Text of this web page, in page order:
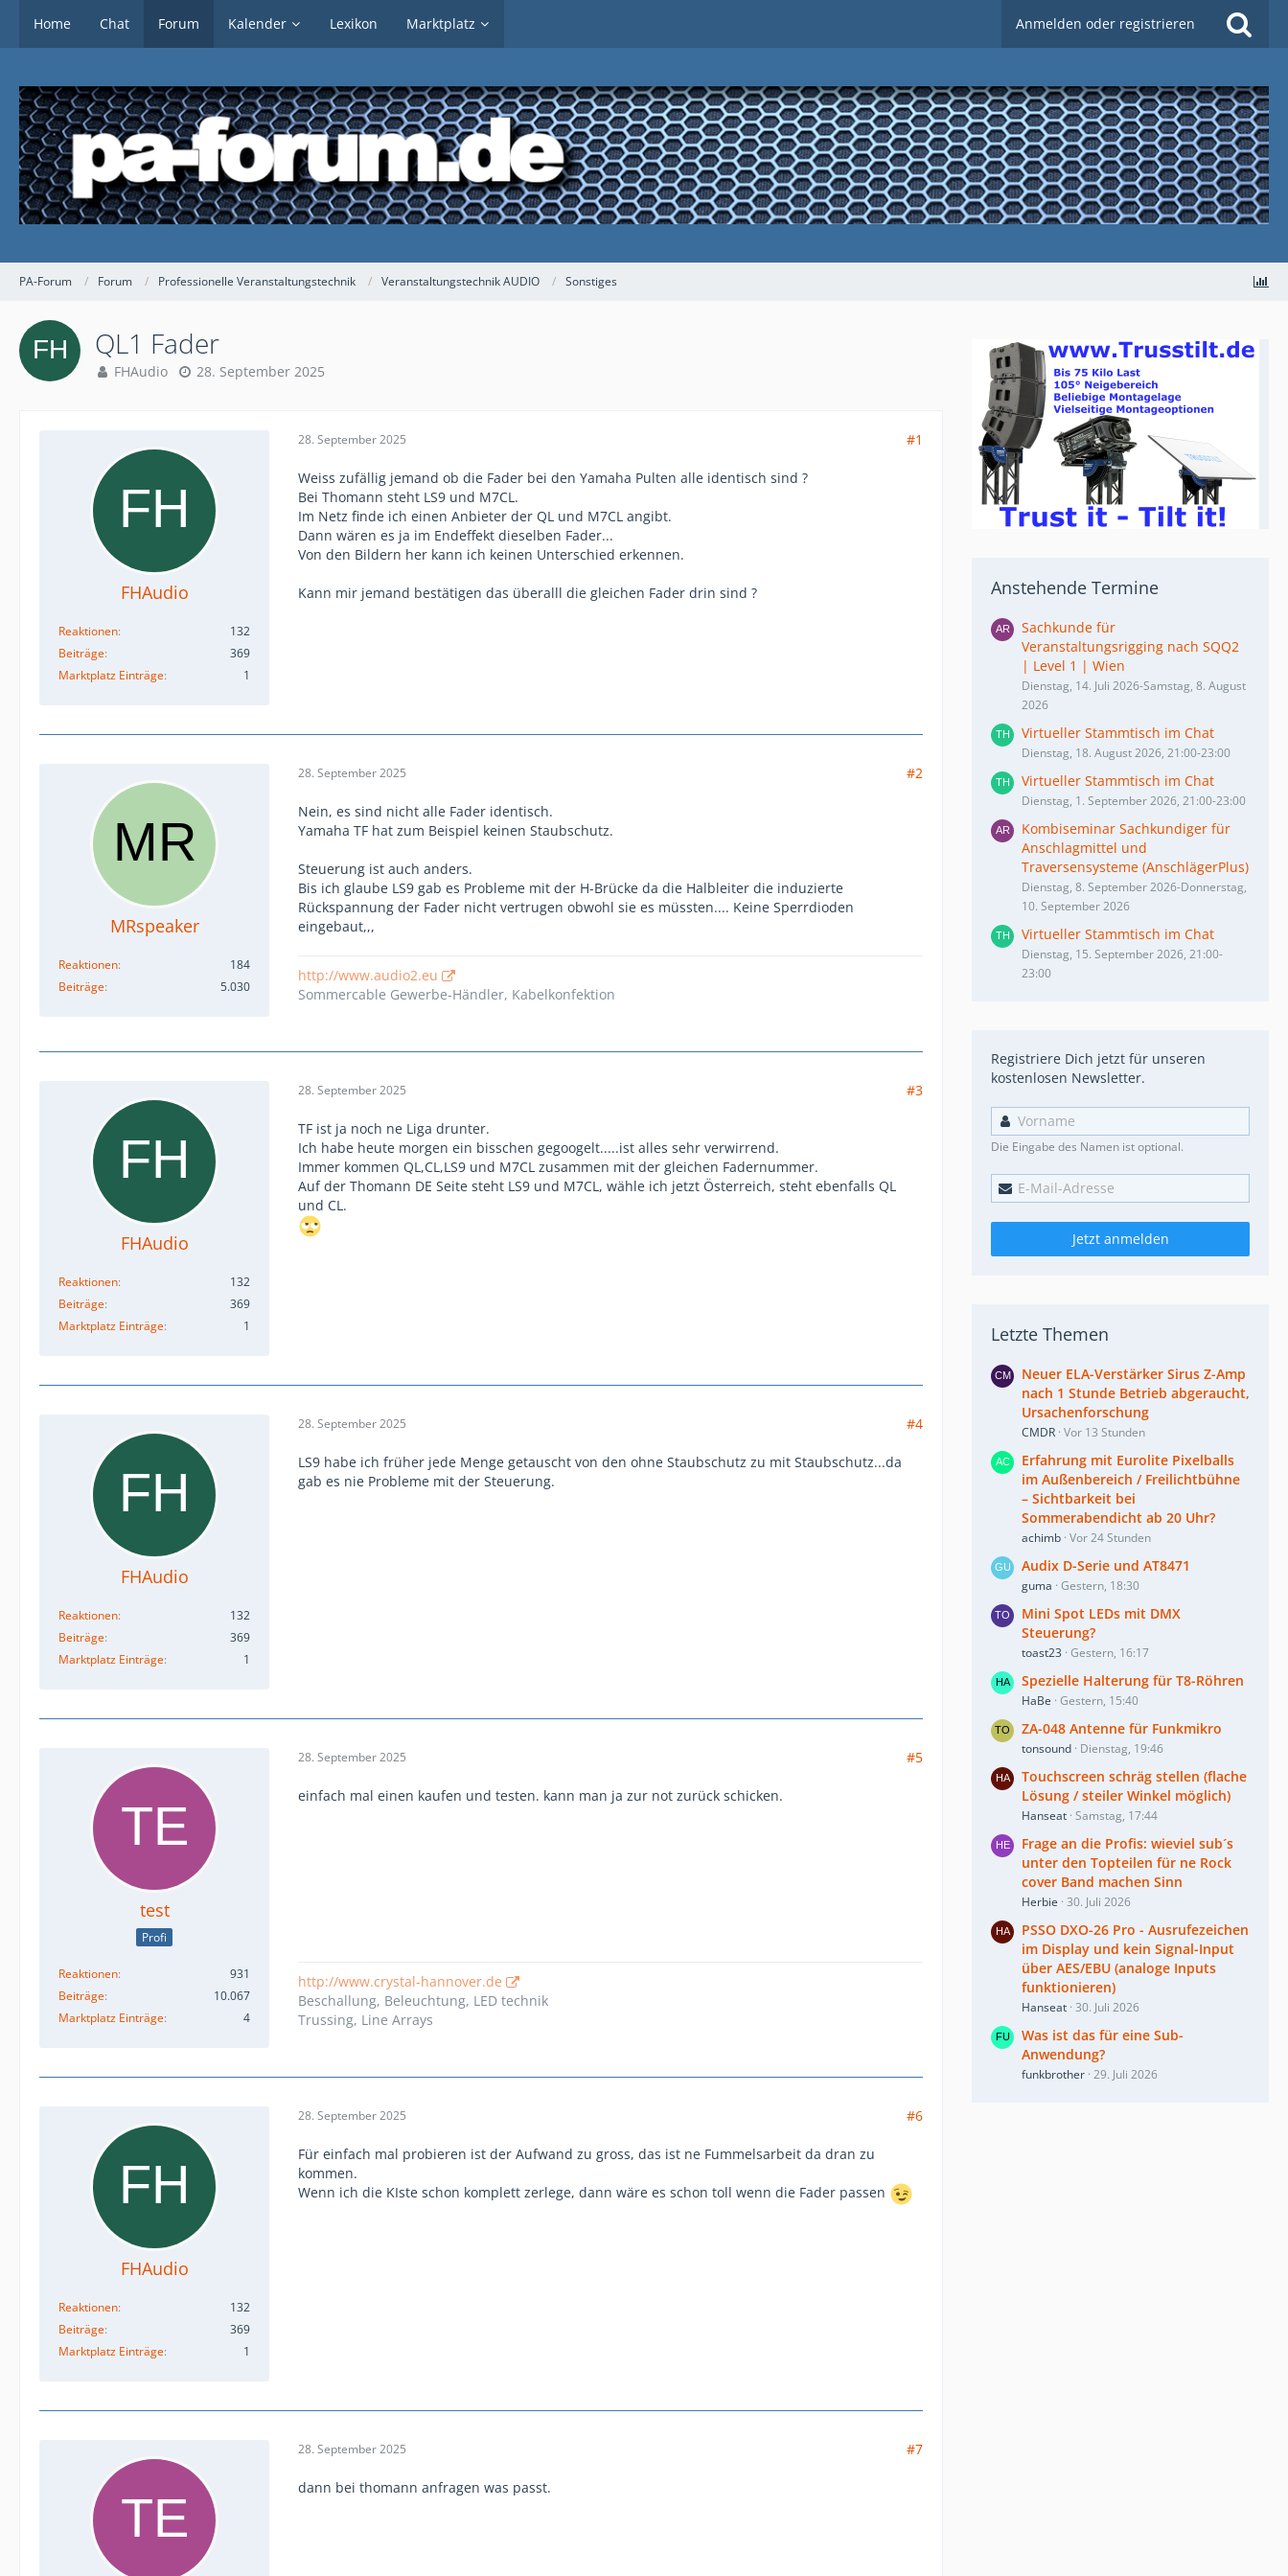
Home Chat Forum Kalender Lexikon Marktplatz Anmelden oder registrieren
PA-Forum Forum Professionelle Veranstaltungstechnik Veranstaltungstechnik AUDIO Sonstiges
QL1 Fader
FHAudio 28. September 2025
FHAudio
Reaktionen
132
Beiträge
369
Marktplatz Einträge
1
28. September 2025 #1
Weiss zufällig jemand ob die Fader bei den Yamaha Pulten alle identisch sind ?
Bei Thomann steht LS9 und M7CL.
Im Netz finde ich einen Anbieter der QL und M7CL angibt.
Dann wären es ja im Endeffekt dieselben Fader...
Von den Bildern her kann ich keinen Unterschied erkennen.
Kann mir jemand bestätigen das überalll die gleichen Fader drin sind ?
MRspeaker
Reaktionen
184
Beiträge
5.030
28. September 2025 #2
Nein, es sind nicht alle Fader identisch.
Yamaha TF hat zum Beispiel keinen Staubschutz.
Steuerung ist auch anders.
Bis ich glaube LS9 gab es Probleme mit der H-Brücke da die Halbleiter die induzierte
Rückspannung der Fader nicht vertrugen obwohl sie es müssten.... Keine Sperrdioden
eingebaut,,,
http://www.audio2.eu
Sommercable Gewerbe-Händler, Kabelkonfektion
FHAudio
Reaktionen
132
Beiträge
369
Marktplatz Einträge
1
28. September 2025 #3
TF ist ja noch ne Liga drunter.
Ich habe heute morgen ein bisschen gegoogelt.....ist alles sehr verwirrend.
Immer kommen QL,CL,LS9 und M7CL zusammen mit der gleichen Fadernummer.
Auf der Thomann DE Seite steht LS9 und M7CL, wähle ich jetzt Österreich, steht ebenfalls QL
und CL.
FHAudio
Reaktionen
132
Beiträge
369
Marktplatz Einträge
1
28. September 2025 #4
LS9 habe ich früher jede Menge getauscht von den ohne Staubschutz zu mit Staubschutz...da
gab es nie Probleme mit der Steuerung.
test
Profi
Reaktionen
931
Beiträge
10.067
Marktplatz Einträge
4
28. September 2025 #5
einfach mal einen kaufen und testen. kann man ja zur not zurück schicken.
http://www.crystal-hannover.de
Beschallung, Beleuchtung, LED technik
Trussing, Line Arrays
FHAudio
Reaktionen
132
Beiträge
369
Marktplatz Einträge
1
28. September 2025 #6
Für einfach mal probieren ist der Aufwand zu gross, das ist ne Fummelsarbeit da dran zu
kommen.
Wenn ich die KIste schon komplett zerlege, dann wäre es schon toll wenn die Fader passen
28. September 2025 #7
dann bei thomann anfragen was passt.
Anstehende Termine
Sachkunde für
Veranstaltungsrigging nach SQQ2
| Level 1 | Wien
Dienstag, 14. Juli 2026-Samstag, 8. August
2026
Virtueller Stammtisch im Chat
Dienstag, 18. August 2026, 21:00-23:00
Virtueller Stammtisch im Chat
Dienstag, 1. September 2026, 21:00-23:00
Kombiseminar Sachkundiger für
Anschlagmittel und
Traversensysteme (AnschlägerPlus)
Dienstag, 8. September 2026-Donnerstag,
10. September 2026
Virtueller Stammtisch im Chat
Dienstag, 15. September 2026, 21:00-
23:00
Registriere Dich jetzt für unseren
kostenlosen Newsletter.
Die Eingabe des Namen ist optional.
Jetzt anmelden
Letzte Themen
Neuer ELA-Verstärker Sirus Z-Amp
nach 1 Stunde Betrieb abgeraucht,
Ursachenforschung
CMDR Vor 13 Stunden
Erfahrung mit Eurolite Pixelballs
im Außenbereich / Freilichtbühne
– Sichtbarkeit bei
Sommerabendicht ab 20 Uhr?
achimb Vor 24 Stunden
Audix D-Serie und AT8471
guma Gestern, 18:30
Mini Spot LEDs mit DMX
Steuerung?
toast23 Gestern, 16:17
Spezielle Halterung für T8-Röhren
HaBe Gestern, 15:40
ZA-048 Antenne für Funkmikro
tonsound Dienstag, 19:46
Touchscreen schräg stellen (flache
Lösung / steiler Winkel möglich)
Hanseat Samstag, 17:44
Frage an die Profis: wieviel sub´s
unter den Topteilen für ne Rock
cover Band machen Sinn
Herbie 30. Juli 2026
PSSO DXO-26 Pro - Ausrufezeichen
im Display und kein Signal-Input
über AES/EBU (analoge Inputs
funktionieren)
Hanseat 30. Juli 2026
Was ist das für eine Sub-
Anwendung?
funkbrother 29. Juli 2026